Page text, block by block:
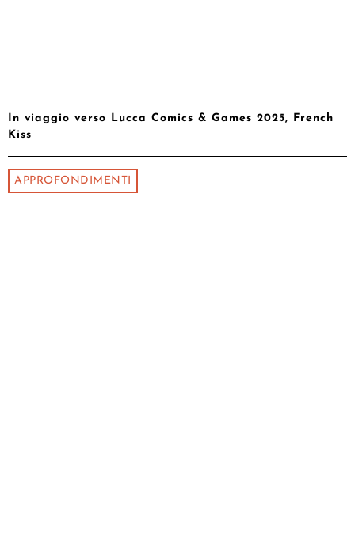
In viaggio verso Lucca Comics & Games 2025, French
Kiss
APPROFONDIMENTI